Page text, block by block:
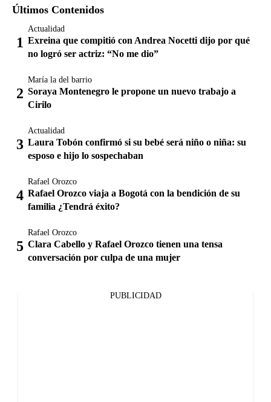
Últimos Contenidos
Actualidad
Exreina que compitió con Andrea Nocetti dijo por qué
no logró ser actriz: “No me dio”
María la del barrio
Soraya Montenegro le propone un nuevo trabajo a
Cirilo
Actualidad
Laura Tobón confirmó si su bebé será niño o niña: su
esposo e hijo lo sospechaban
Rafael Orozco
Rafael Orozco viaja a Bogotá con la bendición de su
familia ¿Tendrá éxito?
Rafael Orozco
Clara Cabello y Rafael Orozco tienen una tensa
conversación por culpa de una mujer
PUBLICIDAD